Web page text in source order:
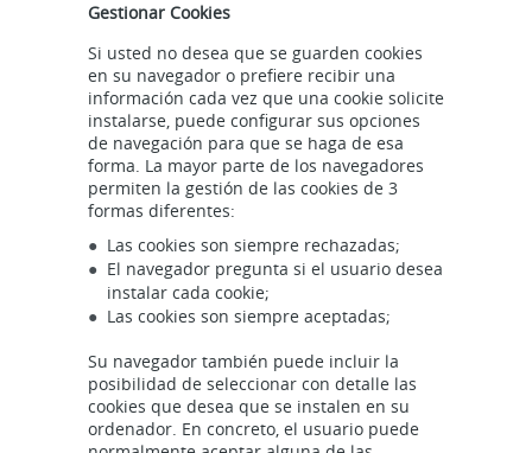
Gestionar Cookies
Si usted no desea que se guarden cookies
en su navegador o prefiere recibir una
información cada vez que una cookie solicite
instalarse, puede configurar sus opciones
de navegación para que se haga de esa
forma. La mayor parte de los navegadores
permiten la gestión de las cookies de 3
formas diferentes:
Las cookies son siempre rechazadas;
El navegador pregunta si el usuario desea
instalar cada cookie;
Las cookies son siempre aceptadas;
Su navegador también puede incluir la
posibilidad de seleccionar con detalle las
cookies que desea que se instalen en su
ordenador. En concreto, el usuario puede